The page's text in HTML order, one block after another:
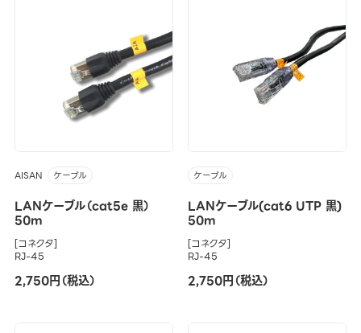
AISAN ケーブル
LANケーブル（cat5e 黒）
50m
[コネクタ]
RJ-45
2,750円（税込）
ケーブル
LANケーブル(cat6 UTP 黒)
50m
[コネクタ]
RJ-45
2,750円（税込）